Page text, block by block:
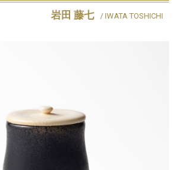
岩田 藤七 / IWATA TOSHICHI